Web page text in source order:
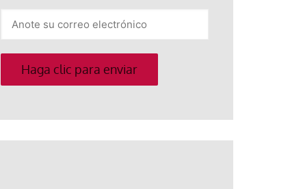
su
correo
electrónico
Haga clic para enviar